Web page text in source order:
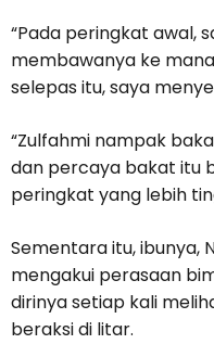
“Pada peringkat awal,
membawanya ke
selepas itu, saya
“Zulfahmi nampak
dan percaya bakat itu
peringkat yang lebih
Sementara itu, ibunya,
mengakui perasaan
dirinya setiap kali
beraksi di litar.